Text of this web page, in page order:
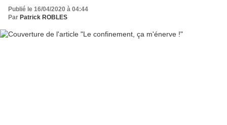
Publié le 16/04/2020 à 04:44
Par Patrick ROBLES